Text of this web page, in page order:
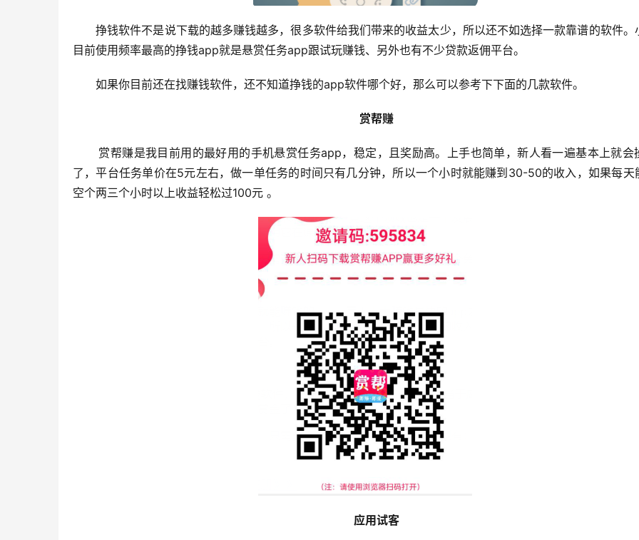
挣钱软件不是说下载的越多赚钱越多，很多软件给我们带来的收益太少，所以还不如选择一款靠谱的软件。
目前使用频率最高的挣钱app就是悬赏任务app跟试玩赚钱、另外也有不少贷款返佣平台。
如果你目前还在找赚钱软件，还不知道挣钱的app软件哪个好，那么可以参考下下面的几款软件。
赏帮赚
赏帮赚是我目前用的最好用的手机悬赏任务app，稳定，且奖励高。上手也简单，新人看一遍基本上就会
了，平台任务单价在5元左右，做一单任务的时间只有几分钟，所以一个小时就能赚到30-50的收入，如果每天
空个两三个小时以上收益轻松过100元 。
应用试客